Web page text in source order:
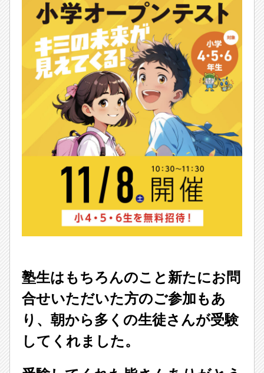
塾生はもちろんのこと新たにお問
合せいただいた方のご参加もあ
り、朝から多くの生徒さんが受験
してくれました。